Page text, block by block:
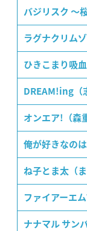
バジリスク 〜
ラグナクリム
ひきこまり吸
DREAM!ing（
オンエア!（森
俺が好きなの
ね子とま太（ま
ファイアーエ
ナナマル サン